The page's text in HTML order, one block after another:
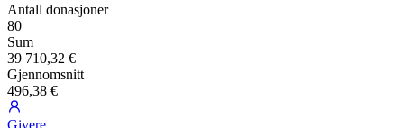
Antall donasjoner
80
Sum
39 710,32 €
Gjennomsnitt
496,38 €
Givere